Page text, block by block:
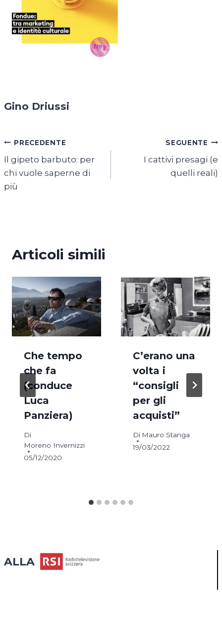
Gino Driussi
Navigazione
articoli
PRECEDENTE
Il gipeto barbuto: per
chi vuole saperne di
più
SEGUENTE
I cattivi presagi (e
quelli reali)
Articoli simili
Che tempo
che fa
(conduce
Luca
Panziera)
Di
Moreno Invernizzi
05/12/2020
C’erano una
volta i
“consigli
per gli
acquisti”
Di Mauro Stanga
19/03/2022
ALLA